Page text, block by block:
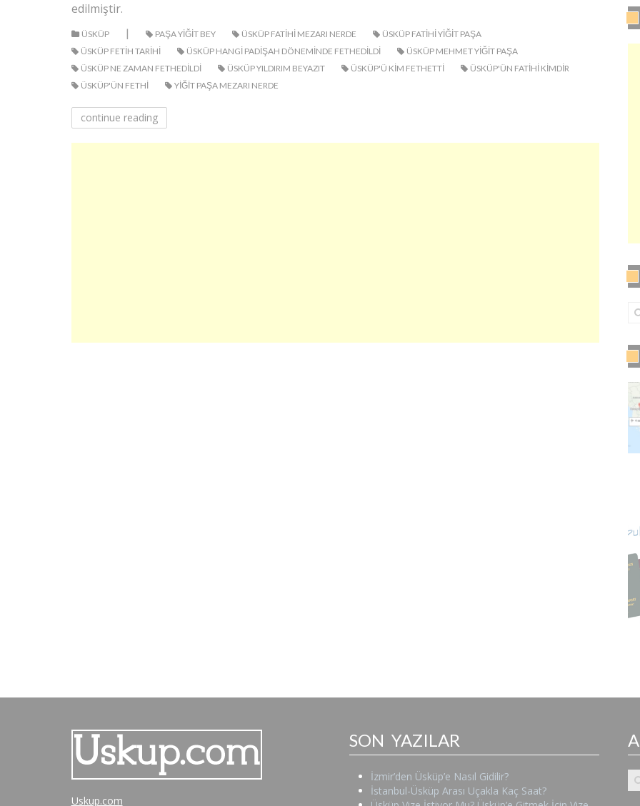
edilmiştir.
ÜSKÜP | PAŞA YIĞIT BEY ÜSKÜP FATIHI MEZARI NERDE
ÜSKÜP FATIHI YIĞIT PAŞA
ÜSKÜP FETIH TARIHI
ÜSKÜP HANGI PADIŞAH DÖNEMINDE FETHEDILDI
ÜSKÜP MEHMET YIĞIT PAŞA
ÜSKÜP NE ZAMAN FETHEDILDI
ÜSKÜP YILDIRIM BEYAZIT ÜSKÜP'Ü KIM FETHETTI
ÜSKÜP'ÜN FATIHI KIMDIR
ÜSKÜP'ÜN FETHI
YIĞIT PAŞA MEZARI NERDE
continue reading
Uskup.com
SON YAZILAR
İzmir’den Üsküp’e Nasıl Gidilir?
İstanbul-Üsküp Arası Uçakla Kaç Saat?